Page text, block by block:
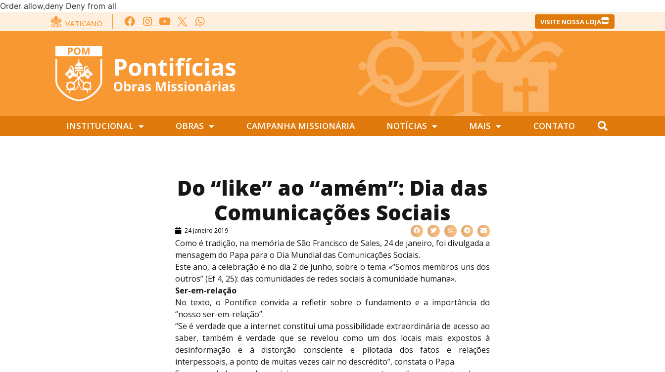
Order allow,deny Deny from all
VATICANO
VISITE NOSSA LOJA
INSTITUCIONAL OBRAS CAMPANHA MISSIONÁRIA NOTÍCIAS MAIS CONTATO
Do “like” ao “amém”: Dia das
Comunicações Sociais
24 janeiro 2019
Como é tradição, na memória de São Francisco de Sales, 24 de janeiro, foi divulgada a
mensagem do Papa para o Dia Mundial das Comunicações Sociais.
Este ano, a celebração é no dia 2 de junho, sobre o tema «“Somos membros uns dos
outros” (Ef 4, 25): das comunidades de redes sociais à comunidade humana».
Ser-em-relação
No texto, o Pontífice convida a refletir sobre o fundamento e a importância do
“nosso ser-em-relação”.
“Se é verdade que a internet constitui uma possibilidade extraordinária de acesso ao
saber, também é verdade que se revelou como um dos locais mais expostos à
desinformação e à distorção consciente e pilotada dos fatos e relações
interpessoais, a ponto de muitas vezes cair no descrédito”, constata o Papa.